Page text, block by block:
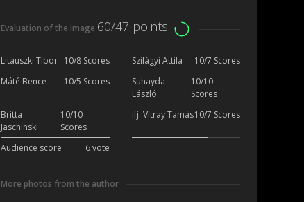
Evaluation of the image 60/47 points
Litauszki Tibor 10/8 Scores Szilágyi Attila
10/7 Scores
Máté Bence
10/5 Scores
Suhayda
László
10/10
Scores
Britta
Jaschinski
10/10
Scores
ifj. Vitray Tamás10/7 Scores
Audience score 6 vote
More photos from the author